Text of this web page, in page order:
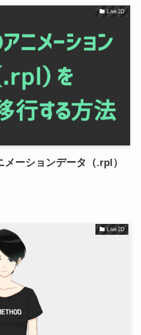
Live2D
メーションデータ（.rpl）
Live2D